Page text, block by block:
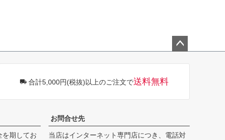
合計5,000円(税抜)以上のご注文で送料無料
を期してお
お問合せ先
当店はインターネット専門店につき、電話対